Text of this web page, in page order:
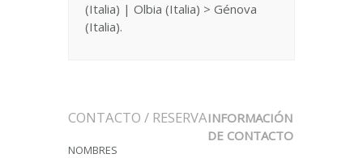
(Italia) | Olbia (Italia) > Génova
(Italia).
CONTACTO / RESERVAINFORMACIÓN
DE CONTACTO
NOMBRES